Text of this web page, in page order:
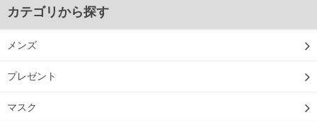
カテゴリから探す
メンズ
プレゼント
マスク